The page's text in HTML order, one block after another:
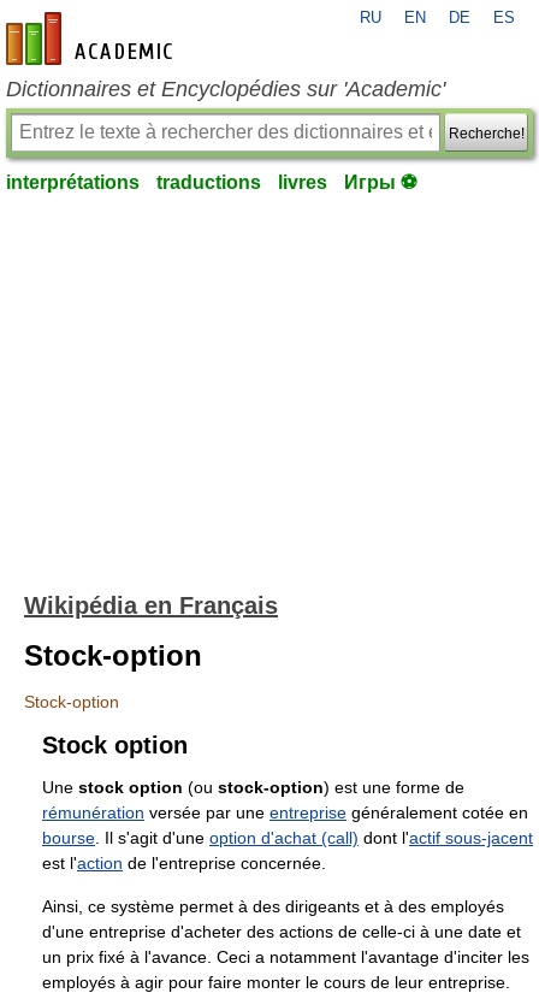
fr-academic.com
RU EN DE ES
Dictionnaires et Encyclopédies sur 'Academic'
Recherche!
interprétations traductions livres Игры ⚽
Wikipédia en Français
Stock-option
Stock-option
Stock option
Une stock option (ou stock-option) est une forme de
rémunération versée par une entreprise généralement cotée en
bourse . Il s'agit d'une option d'achat (call) dont l'actif sous-jacent
est l'action de l'entreprise concernée.
Ainsi, ce système permet à des dirigeants et à des employés
d'une entreprise d'acheter des actions de celle-ci à une date et
un prix fixé à l'avance. Ceci a notamment l'avantage d'inciter les
employés à agir pour faire monter le cours de leur entreprise.